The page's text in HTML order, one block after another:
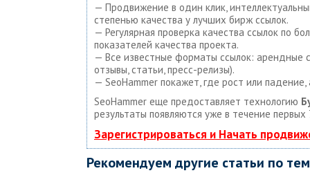
— Продвижение в один клик,
степенью качества у лучших бирж ссылок.
— Регулярная проверка качества ссылок по
показателей качества проекта.
— Все известные форматы ссылок: арендные
отзывы, статьи, пресс-релизы).
— SeoHammer покажет, где рост или
SeoHammer еще предоставляет технологию
результаты появляются уже в течение первых
Зарегистрироваться и Начать
Рекомендуем другие статьи по